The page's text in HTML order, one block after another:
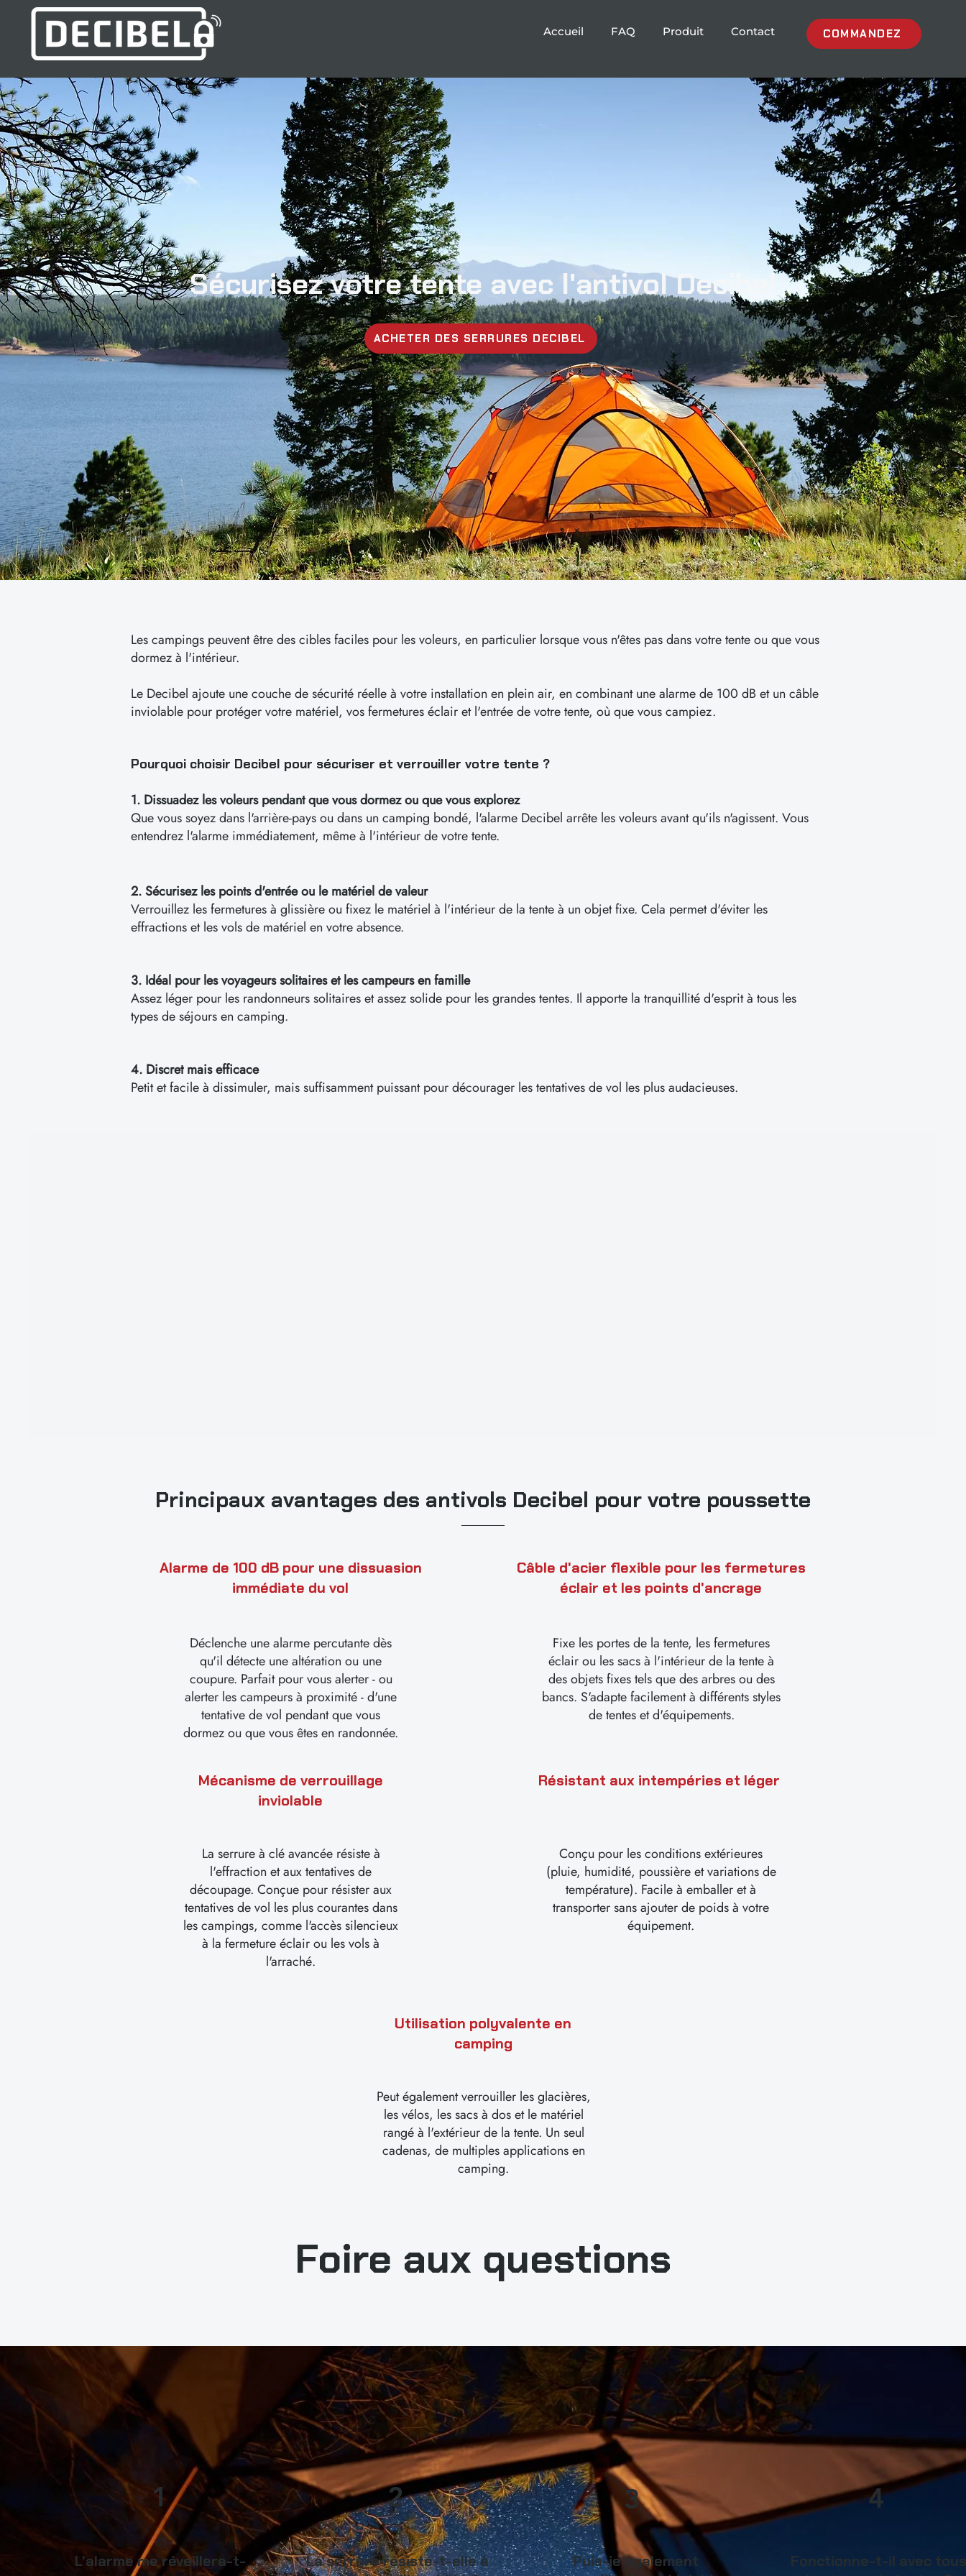
Accueil FAQ Produit Contact COMMANDEZ
Sécurisez votre tente avec l'antivol Decibel
ACHETER DES SERRURES DECIBEL
Les campings peuvent être des cibles faciles pour les voleurs, en particulier lorsque vous n'êtes pas dans votre tente ou que vous
dormez à l'intérieur.
Le Decibel ajoute une couche de sécurité réelle à votre installation en plein air, en combinant une alarme de 100 dB et un câble
inviolable pour protéger votre matériel, vos fermetures éclair et l'entrée de votre tente, où que vous campiez.
Pourquoi choisir Decibel pour sécuriser et verrouiller votre tente ?
1. Dissuadez les voleurs pendant que vous dormez ou que vous explorez
Que vous soyez dans l'arrière-pays ou dans un camping bondé, l'alarme Decibel arrête les voleurs avant qu'ils n'agissent. Vous
entendrez l'alarme immédiatement, même à l'intérieur de votre tente.
2. Sécurisez les points d'entrée ou le matériel de valeur
Verrouillez les fermetures à glissière ou fixez le matériel à l'intérieur de la tente à un objet fixe. Cela permet d'éviter les
effractions et les vols de matériel en votre absence.
3. Idéal pour les voyageurs solitaires et les campeurs en famille
Assez léger pour les randonneurs solitaires et assez solide pour les grandes tentes. Il apporte la tranquillité d'esprit à tous les
types de séjours en camping.
4. Discret mais efficace
Petit et facile à dissimuler, mais suffisamment puissant pour décourager les tentatives de vol les plus audacieuses.
Principaux avantages des antivols Decibel pour votre poussette
Alarme de 100 dB pour une dissuasion
immédiate du vol
Déclenche une alarme percutante dès
qu'il détecte une altération ou une
coupure. Parfait pour vous alerter - ou
alerter les campeurs à proximité - d'une
tentative de vol pendant que vous
dormez ou que vous êtes en randonnée.
Mécanisme de verrouillage
inviolable
La serrure à clé avancée résiste à
l'effraction et aux tentatives de
découpage. Conçue pour résister aux
tentatives de vol les plus courantes dans
les campings, comme l'accès silencieux
à la fermeture éclair ou les vols à
l'arraché.
Câble d'acier flexible pour les fermetures
éclair et les points d'ancrage
Fixe les portes de la tente, les fermetures
éclair ou les sacs à l'intérieur de la tente à
des objets fixes tels que des arbres ou des
bancs. S'adapte facilement à différents styles
de tentes et d'équipements.
Résistant aux intempéries et léger
Conçu pour les conditions extérieures
(pluie, humidité, poussière et variations de
température). Facile à emballer et à
transporter sans ajouter de poids à votre
équipement.
Utilisation polyvalente en
camping
Peut également verrouiller les glacières,
les vélos, les sacs à dos et le matériel
rangé à l'extérieur de la tente. Un seul
cadenas, de multiples applications en
camping.
Foire aux questions
1
L'alarme me réveillera-t-
2
La serrure résiste-t-elle à
3
Puis-je également
4
Fonctionne-t-il avec tous